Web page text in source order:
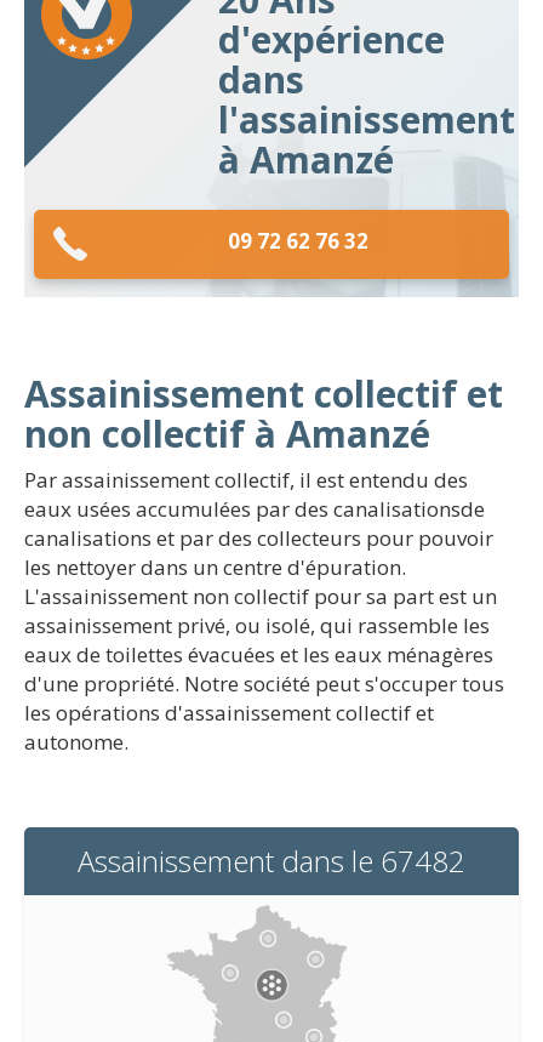
d'expérience
dans
l'assainissement
à Amanzé
09 72 62 76 32
Assainissement collectif et
non collectif à Amanzé
Par assainissement collectif, il est entendu des
eaux usées accumulées par des canalisationsde
canalisations et par des collecteurs pour pouvoir
les nettoyer dans un centre d'épuration.
L'assainissement non collectif pour sa part est un
assainissement privé, ou isolé, qui rassemble les
eaux de toilettes évacuées et les eaux ménagères
d'une propriété. Notre société peut s'occuper tous
les opérations d'assainissement collectif et
autonome.
Assainissement dans le 67482